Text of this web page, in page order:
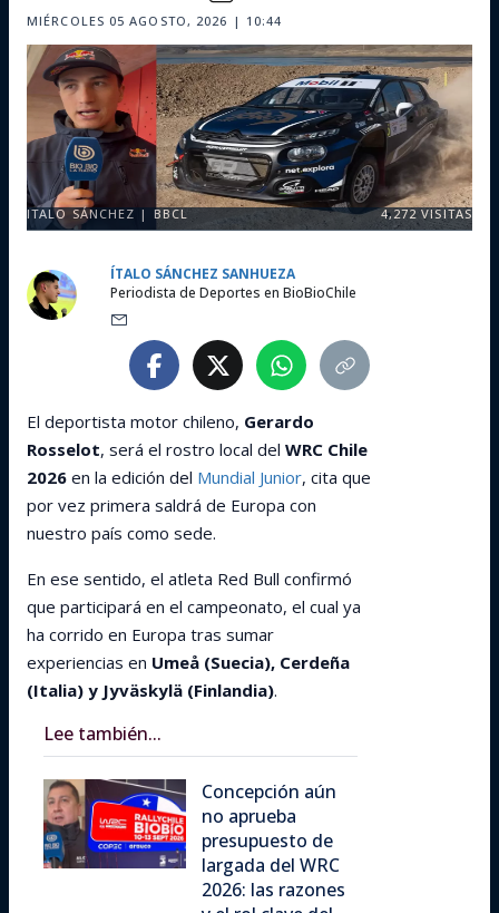
MIÉRCOLES 05 AGOSTO, 2026 | 10:44
ITALO SÁNCHEZ | BBCL 4,272 VISITAS
ÍTALO SÁNCHEZ SANHUEZA
Periodista de Deportes en BioBioChile
El deportista motor chileno, Gerardo
Rosselot, será el rostro local del WRC Chile
2026 en la edición del Mundial Junior, cita que
por vez primera saldrá de Europa con
nuestro país como sede.
En ese sentido, el atleta Red Bull confirmó
que participará en el campeonato, el cual ya
ha corrido en Europa tras sumar
experiencias en Umeå (Suecia), Cerdeña
(Italia) y Jyväskylä (Finlandia).
Lee también...
Concepción aún
no aprueba
presupuesto de
largada del WRC
2026: las razones